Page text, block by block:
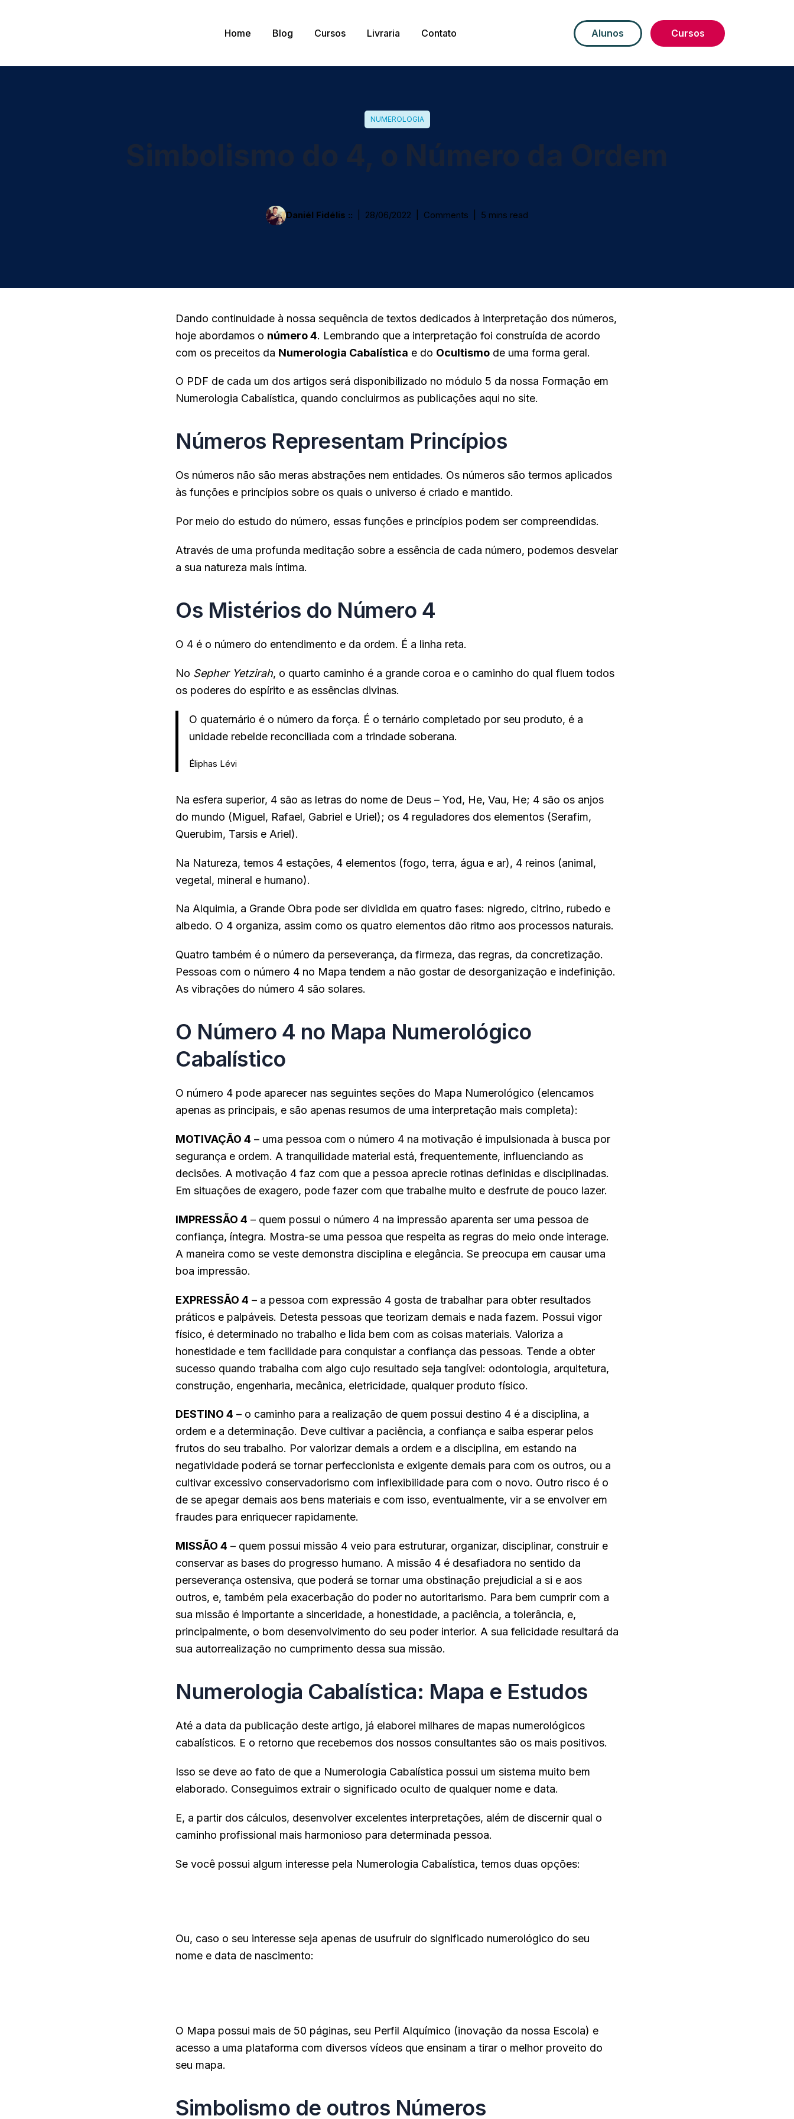
Home Blog Cursos Livraria Contato Alunos Cursos
NUMEROLOGIA
Daniél Fidélis :: 28/06/2022 Comments 5 mins read
Dando continuidade à nossa sequência de textos dedicados à interpretação dos números,
hoje abordamos o número 4. Lembrando que a interpretação foi construída de acordo
com os preceitos da Numerologia Cabalística e do Ocultismo de uma forma geral.
O PDF de cada um dos artigos será disponibilizado no módulo 5 da nossa Formação em
Numerologia Cabalística, quando concluirmos as publicações aqui no site.
Números Representam Princípios
Os números não são meras abstrações nem entidades. Os números são termos aplicados
às funções e princípios sobre os quais o universo é criado e mantido.
Por meio do estudo do número, essas funções e princípios podem ser compreendidas.
Através de uma profunda meditação sobre a essência de cada número, podemos desvelar
a sua natureza mais íntima.
Os Mistérios do Número 4
O 4 é o número do entendimento e da ordem. É a linha reta.
No Sepher Yetzirah, o quarto caminho é a grande coroa e o caminho do qual fluem todos
os poderes do espírito e as essências divinas.
O quaternário é o número da força. É o ternário completado por seu produto, é a
unidade rebelde reconciliada com a trindade soberana.
Éliphas Lévi
Na esfera superior, 4 são as letras do nome de Deus – Yod, He, Vau, He; 4 são os anjos
do mundo (Miguel, Rafael, Gabriel e Uriel); os 4 reguladores dos elementos (Serafim,
Querubim, Tarsis e Ariel).
Na Natureza, temos 4 estações, 4 elementos (fogo, terra, água e ar), 4 reinos (animal,
vegetal, mineral e humano).
Na Alquimia, a Grande Obra pode ser dividida em quatro fases: nigredo, citrino, rubedo e
albedo. O 4 organiza, assim como os quatro elementos dão ritmo aos processos naturais.
Quatro também é o número da perseverança, da firmeza, das regras, da concretização.
Pessoas com o número 4 no Mapa tendem a não gostar de desorganização e indefinição.
As vibrações do número 4 são solares.
O Número 4 no Mapa Numerológico
Cabalístico
O número 4 pode aparecer nas seguintes seções do Mapa Numerológico (elencamos
apenas as principais, e são apenas resumos de uma interpretação mais completa):
MOTIVAÇÃO 4 – uma pessoa com o número 4 na motivação é impulsionada à busca por
segurança e ordem. A tranquilidade material está, frequentemente, influenciando as
decisões. A motivação 4 faz com que a pessoa aprecie rotinas definidas e disciplinadas.
Em situações de exagero, pode fazer com que trabalhe muito e desfrute de pouco lazer.
IMPRESSÃO 4 – quem possui o número 4 na impressão aparenta ser uma pessoa de
confiança, íntegra. Mostra-se uma pessoa que respeita as regras do meio onde interage.
A maneira como se veste demonstra disciplina e elegância. Se preocupa em causar uma
boa impressão.
EXPRESSÃO 4 – a pessoa com expressão 4 gosta de trabalhar para obter resultados
práticos e palpáveis. Detesta pessoas que teorizam demais e nada fazem. Possui vigor
físico, é determinado no trabalho e lida bem com as coisas materiais. Valoriza a
honestidade e tem facilidade para conquistar a confiança das pessoas. Tende a obter
sucesso quando trabalha com algo cujo resultado seja tangível: odontologia, arquitetura,
construção, engenharia, mecânica, eletricidade, qualquer produto físico.
DESTINO 4 – o caminho para a realização de quem possui destino 4 é a disciplina, a
ordem e a determinação. Deve cultivar a paciência, a confiança e saiba esperar pelos
frutos do seu trabalho. Por valorizar demais a ordem e a disciplina, em estando na
negatividade poderá se tornar perfeccionista e exigente demais para com os outros, ou a
cultivar excessivo conservadorismo com inflexibilidade para com o novo. Outro risco é o
de se apegar demais aos bens materiais e com isso, eventualmente, vir a se envolver em
fraudes para enriquecer rapidamente.
MISSÃO 4 – quem possui missão 4 veio para estruturar, organizar, disciplinar, construir e
conservar as bases do progresso humano. A missão 4 é desafiadora no sentido da
perseverança ostensiva, que poderá se tornar uma obstinação prejudicial a si e aos
outros, e, também pela exacerbação do poder no autoritarismo. Para bem cumprir com a
sua missão é importante a sinceridade, a honestidade, a paciência, a tolerância, e,
principalmente, o bom desenvolvimento do seu poder interior. A sua felicidade resultará da
sua autorrealização no cumprimento dessa sua missão.
Numerologia Cabalística: Mapa e Estudos
Até a data da publicação deste artigo, já elaborei milhares de mapas numerológicos
cabalísticos. E o retorno que recebemos dos nossos consultantes são os mais positivos.
Isso se deve ao fato de que a Numerologia Cabalística possui um sistema muito bem
elaborado. Conseguimos extrair o significado oculto de qualquer nome e data.
E, a partir dos cálculos, desenvolver excelentes interpretações, além de discernir qual o
caminho profissional mais harmonioso para determinada pessoa.
Se você possui algum interesse pela Numerologia Cabalística, temos duas opções:
Ou, caso o seu interesse seja apenas de usufruir do significado numerológico do seu
nome e data de nascimento:
O Mapa possui mais de 50 páginas, seu Perfil Alquímico (inovação da nossa Escola) e
acesso a uma plataforma com diversos vídeos que ensinam a tirar o melhor proveito do
seu mapa.
Simbolismo de outros Números